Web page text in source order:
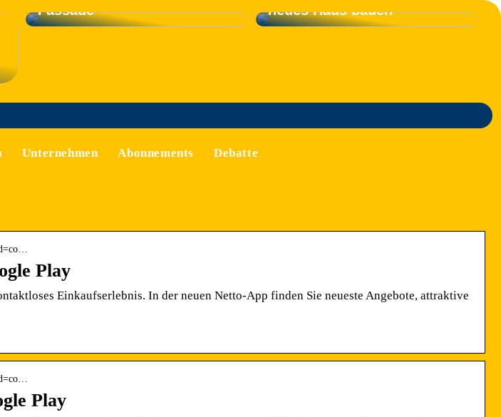
Fassade
neues Haus bauen
Unternehmen Abonnements Debatte
Play
Einkaufserlebnis. In der neuen Netto-App finden Sie neueste Angebote, attraktive
Play